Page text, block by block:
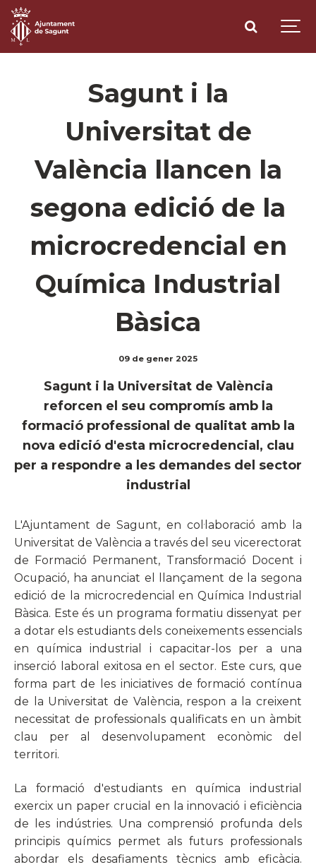
Sagunt i la
Universitat de
València llancen la
segona edició de la
microcredencial en
Química Industrial
Bàsica
09 de gener 2025
Sagunt i la Universitat de València
reforcen el seu compromís amb la
formació professional de qualitat amb la
nova edició d'esta microcredencial, clau
per a respondre a les demandes del sector
industrial
L'Ajuntament de Sagunt, en col·laboració amb la
Universitat de València a través del seu vicerectorat
de Formació Permanent, Transformació Docent i
Ocupació, ha anunciat el llançament de la segona
edició de la microcredencial en Química Industrial
Bàsica. Este és un programa formatiu dissenyat per
a dotar els estudiants dels coneixements essencials
en química industrial i capacitar-los per a una
inserció laboral exitosa en el sector. Este curs, que
forma part de les iniciatives de formació contínua
de la Universitat de València, respon a la creixent
necessitat de professionals qualificats en un àmbit
clau per al desenvolupament econòmic del
territori.
La formació d'estudiants en química industrial
exercix un paper crucial en la innovació i eficiència
de les indústries. Una comprensió profunda dels
principis químics permet als futurs professionals
abordar els desafiaments tècnics amb eficàcia.